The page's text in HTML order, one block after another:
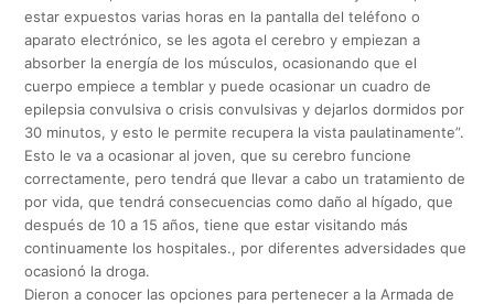
estar expuestos varias horas en la pantalla del teléfono o
aparato electrónico, se les agota el cerebro y empiezan a
absorber la energía de los músculos, ocasionando que el
cuerpo empiece a temblar y puede ocasionar un cuadro de
epilepsia convulsiva o crisis convulsivas y dejarlos dormidos por
30 minutos, y esto le permite recupera la vista paulatinamente”.
Esto le va a ocasionar al joven, que su cerebro funcione
correctamente, pero tendrá que llevar a cabo un tratamiento de
por vida, que tendrá consecuencias como daño al hígado, que
después de 10 a 15 años, tiene que estar visitando más
continuamente los hospitales., por diferentes adversidades que
ocasionó la droga.
Dieron a conocer las opciones para pertenecer a la Armada de